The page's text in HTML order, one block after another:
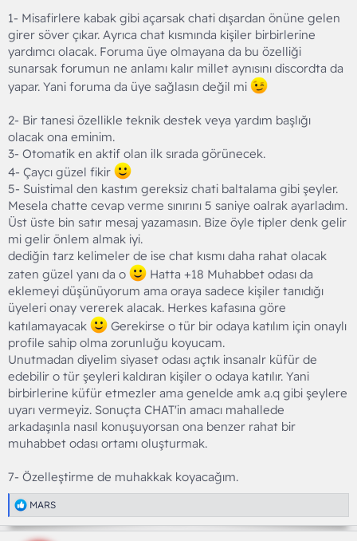
6)Forumun bir bölümünün discord tarzı olması iyi olur
7)Hızlı erişim gerçekten işe yarar
1- Misafirlere kabak gibi açarsak chati dışardan önüne gelen
girer söver çıkar. Ayrıca chat kısmında kişiler birbirlerine
yardımcı olacak. Foruma üye olmayana da bu özelliği
sunarsak forumun ne anlamı kalır millet aynısını discordta da
yapar. Yani foruma da üye sağlasın değil mi
2- Bir tanesi özellikle teknik destek veya yardım başlığı
olacak ona eminim.
3- Otomatik en aktif olan ilk sırada görünecek.
4- Çaycı güzel fikir
5- Suistimal den kastım gereksiz chati baltalama gibi şeyler.
Mesela chatte cevap verme sınırını 5 saniye oalrak ayarladım.
Üst üste bin satır mesaj yazamasın. Bize öyle tipler denk gelir
mi gelir önlem almak iyi.
dediğin tarz kelimeler de ise chat kısmı daha rahat olacak
zaten güzel yanı da o
Hatta +18 Muhabbet odası da
eklemeyi düşünüyorum ama oraya sadece kişiler tanıdığı
üyeleri onay vererek alacak. Herkes kafasına göre
katılamayacak
Gerekirse o tür bir odaya katılım için onaylı
profile sahip olma zorunluğu koyucam.
Unutmadan diyelim siyaset odası açtık insanalr küfür de
edebilir o tür şeyleri kaldıran kişiler o odaya katılır. Yani
birbirlerine küfür etmezler ama genelde amk a.q gibi şeylere
uyarı vermeyiz. Sonuçta CHAT'in amacı mahallede
arkadaşınla nasıl konuşuyorsan ona benzer rahat bir
muhabbet odası ortamı oluşturmak.
7- Özelleştirme de muhakkak koyacağım.
T
e
p
MARS